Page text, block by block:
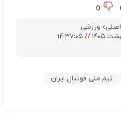
ورزشی
// ۱۴:۳۷:۰۵
تیم ملی فوتبال ایران